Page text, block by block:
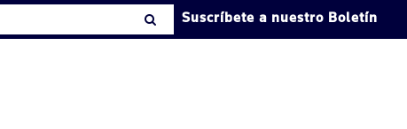
Suscríbete a nuestro Boletín